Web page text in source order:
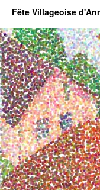
Fête Villageoise